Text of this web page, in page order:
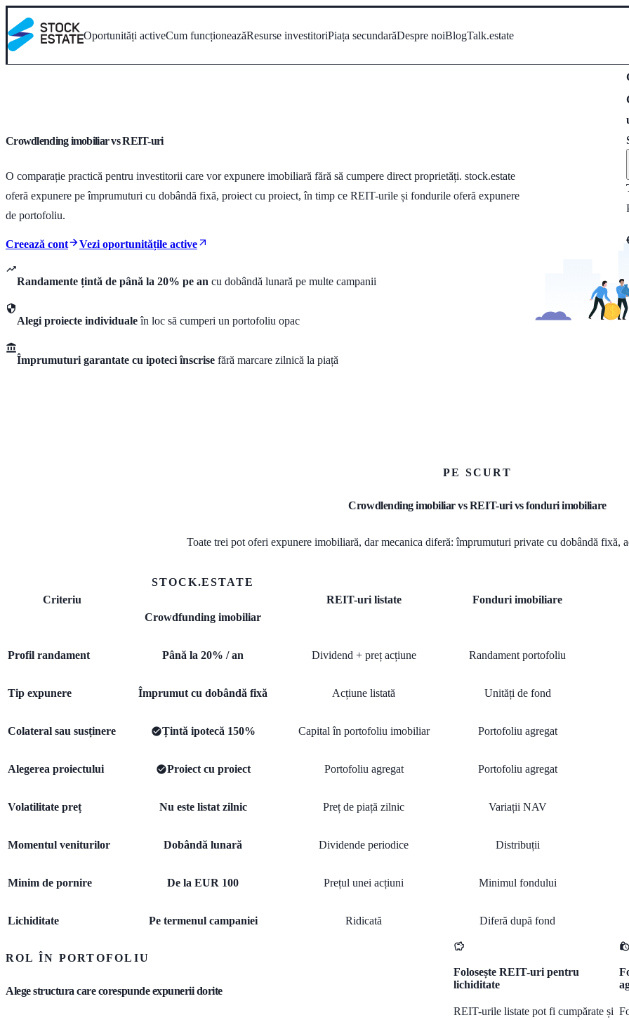
Oportunități activeCum funcționeazăResurse investitoriPiața secundarăDespre noiBlogTalk.estate
Crowdlending imobiliar vs REIT-uri
O comparație practică pentru investitorii care vor expunere imobiliară fără să cumpere direct proprietăți. stock.estate
oferă expunere pe împrumuturi cu dobândă fixă, proiect cu proiect, în timp ce REIT-urile și fondurile oferă expunere
de portofoliu.
Creează cont Vezi oportunitățile active
Randamente țintă de până la 20% pe an cu dobândă lunară pe multe campanii
Alegi proiecte individuale în loc să cumperi un portofoliu opac
Împrumuturi garantate cu ipoteci înscrise fără marcare zilnică la piață
PE SCURT
Crowdlending imobiliar vs REIT-uri vs fonduri imobiliare
Toate trei pot oferi expunere imobiliară, dar mecanica diferă: împrumuturi private cu dobândă fixă,
Criteriu
STOCK.ESTATE
Crowdfunding imobiliar
REIT-uri listate Fonduri imobiliare
Profil randament Până la 20% / an Dividend + preț acțiune Randament portofoliu
Tip expunere Împrumut cu dobândă fixă Acțiune listată Unități de fond
Colateral sau susținere Țintă ipotecă 150% Capital în portofoliu imobiliar Portofoliu agregat
Alegerea proiectului Proiect cu proiect Portofoliu agregat Portofoliu agregat
Volatilitate preț Nu este listat zilnic Preț de piață zilnic Variații NAV
Momentul veniturilor Dobândă lunară Dividende periodice Distribuții
Minim de pornire De la EUR 100 Prețul unei acțiuni Minimul fondului
Lichiditate Pe termenul campaniei Ridicată Diferă după fond
ROL ÎN PORTOFOLIU
Alege structura care corespunde expunerii dorite
Folosește REIT-uri pentru
lichiditate
REIT-urile listate pot fi cumpărate și